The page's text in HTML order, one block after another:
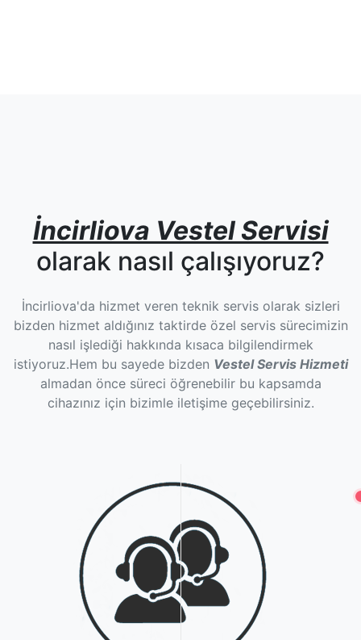
İncirliova Vestel Servisi
olarak nasıl çalışıyoruz?
İncirliova'da hizmet veren teknik servis olarak sizleri
bizden hizmet aldığınız taktirde özel servis sürecimizin
nasıl işlediği hakkında kısaca bilgilendirmek
istiyoruz.Hem bu sayede bizden Vestel Servis Hizmeti
almadan önce süreci öğrenebilir bu kapsamda
cihazınız için bizimle iletişime geçebilirsiniz.